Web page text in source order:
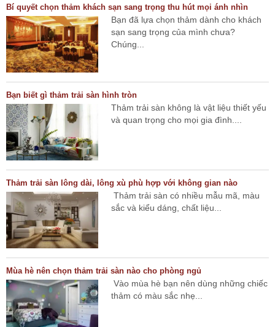
Bí quyết chọn thảm khách sạn sang trọng thu hút mọi ánh nhìn
Bạn đã lựa chọn thảm dành cho khách
sạn sang trọng của mình chưa?
Chúng...
Bạn biết gì thảm trải sàn hình tròn
Thảm trải sàn không là vật liệu thiết yếu
và quan trọng cho mọi gia đình....
Thảm trải sàn lông dài, lông xù phù hợp với không gian nào
Thảm trải sàn có nhiều mẫu mã, màu
sắc và kiểu dáng, chất liệu...
Mùa hè nên chọn thảm trải sàn nào cho phòng ngủ
Vào mùa hè bạn nên dùng những chiếc
thảm có màu sắc nhẹ...